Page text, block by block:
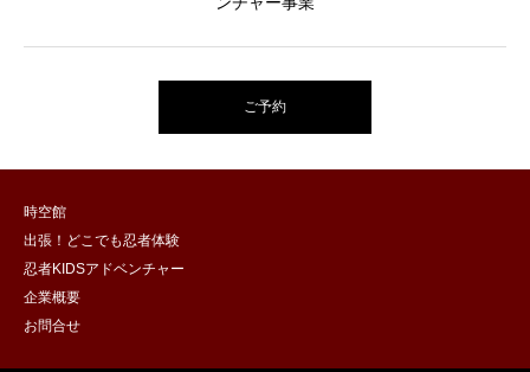
ご予約
時空館
出張！どこでも忍者体験
忍者KIDSアドベンチャー
企業概要
お問合せ